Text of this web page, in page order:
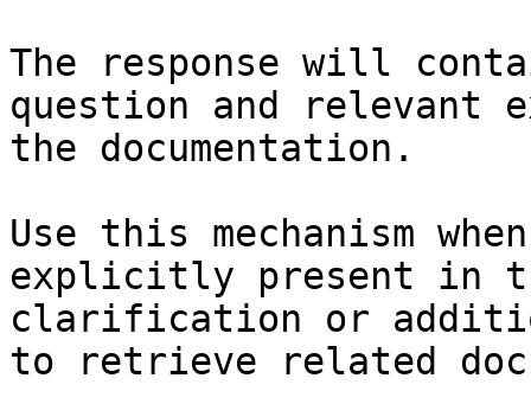
The response will
question and relevant
the documentation.
Use this mechanism
explicitly present in
clarification or